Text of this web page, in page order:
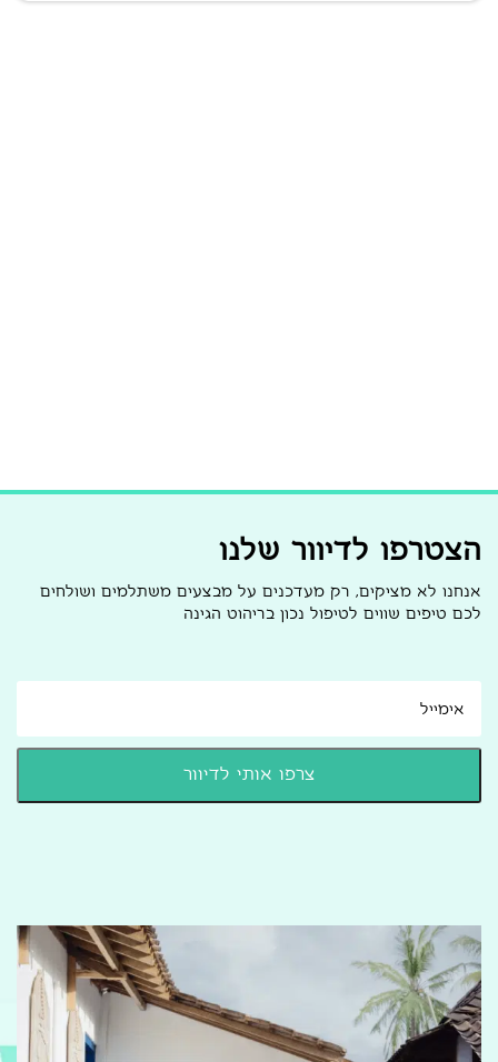
הצטרפו לדיוור שלנו
אנחנו לא מציקים, רק מעדכנים על מבצעים משתלמים ושולחים
לכם טיפים שווים לטיפול נכון בריהוט הגינה